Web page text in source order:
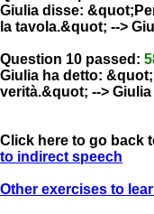
Giulia disse:
la tavola.&quot; -->
Question 10 passed:
Giulia ha detto:
verità.&quot; -->
Click here to go back
to indirect speech
Other exercises to